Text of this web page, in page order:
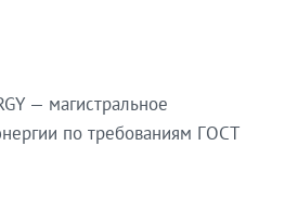
— магистральное
по требованиям ГОСТ